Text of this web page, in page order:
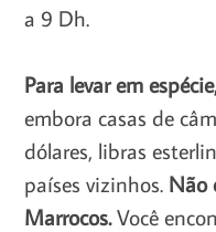
a 9 Dh.
Para levar em
embora casas de
dólares, libras
países vizinhos. Não
Marrocos.Você